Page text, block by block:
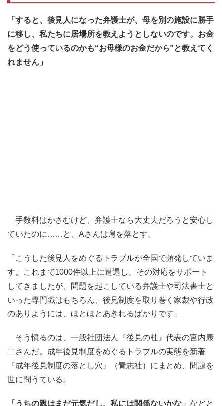
「すると、後見人になった弁護士が、母を別の施設に勝手
に移し、私たちに居場所を教えようとしないのです。お金
をどう使っているのかも“お母様のお金だから”と教えてく
れません」
手数料はかさむけど、弁護士なら大丈夫だろうと安心し
ていたのに……と、Aさんは肩を落とす。
「こうした後見人をめぐるトラブルが全国で頻発していま
す。これまで1000件以上に遭遇し、その対応をサポート
してきましたが、問題を起こしている弁護士や司法書士と
いった専門職はもちろん、後見制度を取り巻く家裁や行政
のありようには、ほとほとあきれるばかりです」
そう憤るのは、一般社団法人『後見の杜』代表の宮内康
二さんだ。成年後見制度をめぐるトラブルの実態を新著
『成年後見制度の落とし穴』（青志社）にまとめ、問題を
世に問うている。
「うちの親はまだ元気だし、私には関係ないかな」 などと